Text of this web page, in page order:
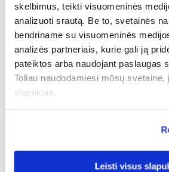
skelbimus, teikti visuomeninės
analizuoti srautą. Be to, svetainės
bendriname su visuomeninės
analizės partneriais, kurie gali ją
pateiktos arba naudojant paslaugas
Toliau naudodamiesi mūsų
slapukais.
Leisti visus
1. Ikiteisminis skolų
Iš esmės, mes visada
procesą ikiteisminiu principu.
stengiamės užkirsti kelią
gali atsieiti brangiai ir užtrukti
susisieksime su skolininku
susitiksime su jūsų islandu
skolininkas nesusimoka per
mes galime pradėti teismo